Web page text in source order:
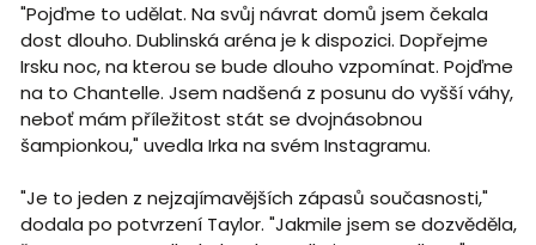
"Pojďme to udělat. Na svůj návrat domů jsem čekala
dost dlouho. Dublinská aréna je k dispozici. Dopřejme
Irsku noc, na kterou se bude dlouho vzpomínat. Pojďme
na to Chantelle. Jsem nadšená z posunu do vyšší váhy,
neboť mám příležitost stát se dvojnásobnou
šampionkou," uvedla Irka na svém Instagramu.
"Je to jeden z nejzajímavějších zápasů současnosti,"
dodala po potvrzení Taylor. "Jakmile jsem se dozvěděla,